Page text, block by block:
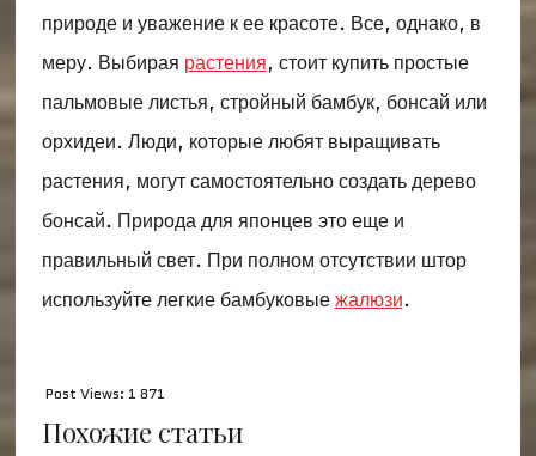
природе и уважение к ее красоте. Все, однако, в
меру. Выбирая растения, стоит купить простые
пальмовые листья, стройный бамбук, бонсай или
орхидеи. Люди, которые любят выращивать
растения, могут самостоятельно создать дерево
бонсай. Природа для японцев это еще и
правильный свет. При полном отсутствии штор
используйте легкие бамбуковыежалюзи.
Post Views: 1 871
Похожие статьи